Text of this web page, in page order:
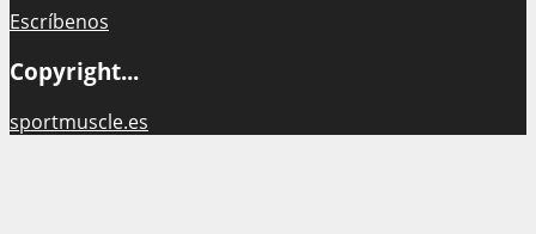
Escríbenos
Copyright...
sportmuscle.es